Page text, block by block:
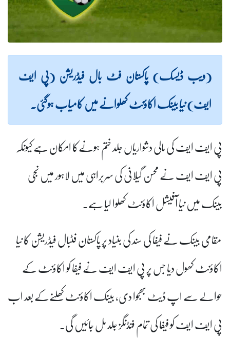
(ویب ڈیسک) پاکستان فٹ بال فیڈریشن (پی ایف
ایف) نیا بینک اکاؤنٹ کھلوانے میں کامیاب ہوگئی۔
پی ایف ایف کی مالی دشواریاں جلد ختم ہونےکا امکان ہے کیونکہ
پی ایف ایف نے محسن گیلانی کی سربراہی میں لاہور میں نجی
بینک میں نیا آفیشل اکاؤنٹ کھلوا لیا ہے۔
مقامی بینک نے فیفا کی سند کی بنیاد پر پاکستان فٹبال فیڈریشن کا نیا
اکاؤنٹ کھول دیا جس پر پی ایف ایف نے فیفا کو اکاؤنٹ کے
حوالے سے اپ ڈیٹ بھجوا دی، بینک اکاؤنٹ کھلنےکے بعد اب
پی ایف ایف کو فیفا کی تمام فنڈنگز جلد مل جائیں گی۔